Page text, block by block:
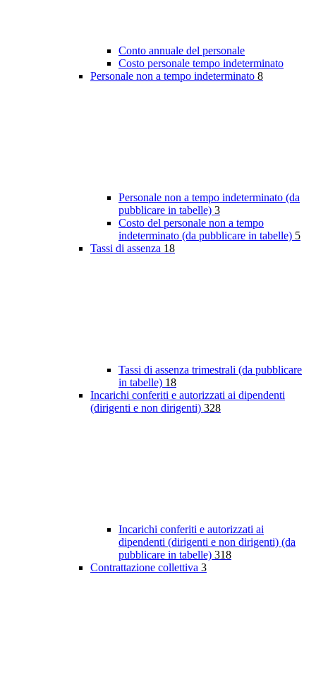
Conto annuale del personale
Costo personale tempo indeterminato
Personale non a tempo indeterminato 8
Personale non a tempo indeterminato (da
pubblicare in tabelle) 3
Costo del personale non a tempo
indeterminato (da pubblicare in tabelle) 5
Tassi di assenza 18
Tassi di assenza trimestrali (da pubblicare
in tabelle) 18
Incarichi conferiti e autorizzati ai dipendenti
(dirigenti e non dirigenti) 328
Incarichi conferiti e autorizzati ai
dipendenti (dirigenti e non dirigenti) (da
pubblicare in tabelle) 318
Contrattazione collettiva 3